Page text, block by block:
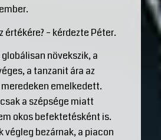
értékére? – kérdezte Péter.
növekszik, a
a tanzanit ára az
emelkedett.
a szépsége miatt
okos befektetésként is.
végleg bezárnak, a piacon